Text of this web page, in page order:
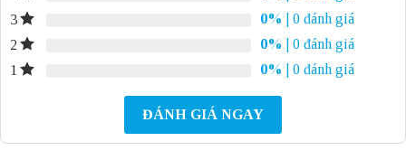
3
0%
| 0 đánh giá
2
0%
| 0 đánh giá
1
0% | 0 đánh giá
ĐÁNH GIÁ NGAY